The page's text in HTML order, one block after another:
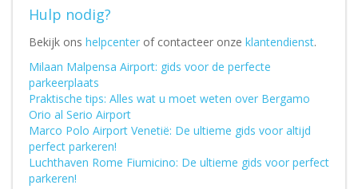
Hulp nodig?
Bekijk ons helpcenter of contacteer onze klantendienst.
Milaan Malpensa Airport: gids voor de perfecte
parkeerplaats
Praktische tips: Alles wat u moet weten over Bergamo
Orio al Serio Airport
Marco Polo Airport Venetië: De ultieme gids voor altijd
perfect parkeren!
Luchthaven Rome Fiumicino: De ultieme gids voor perfect
parkeren!